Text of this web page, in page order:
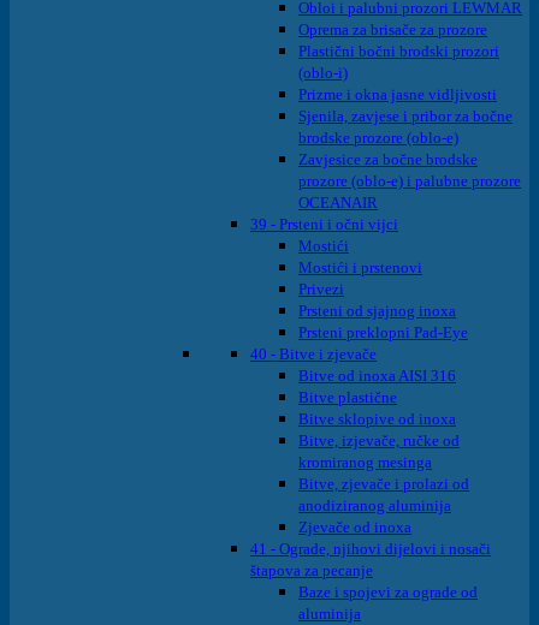
Obloi i palubni prozori LEWMAR
Oprema za brisače za prozore
Plastični bočni brodski prozori
(oblo-i)
Prizme i okna jasne vidljivosti
Sjenila, zavjese i pribor za bočne
brodske prozore (oblo-e)
Zavjesice za bočne brodske
prozore (oblo-e) i palubne prozore
OCEANAIR
39 - Prsteni i očni vijci
Mostići
Mostići i prstenovi
Privezi
Prsteni od sjajnog inoxa
Prsteni preklopni Pad-Eye
40 - Bitve i zjevače
Bitve od inoxa AISI 316
Bitve plastične
Bitve sklopive od inoxa
Bitve, izjevače, ručke od
kromiranog mesinga
Bitve, zjevače i prolazi od
anodiziranog aluminija
Zjevače od inoxa
41 - Ograde, njihovi dijelovi i nosači
štapova za pecanje
Baze i spojevi za ograde od
aluminija